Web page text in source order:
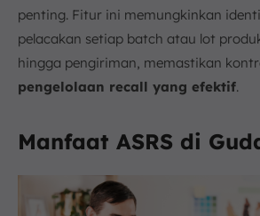
penting. Fitur ini memungkinkan
pelacakan setiap batch atau lot
hingga pengiriman, memastikan
pengelolaan recall yang efektif.
Manfaat ASRS di